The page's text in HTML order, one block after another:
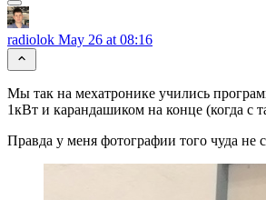
radiolok May 26 at 08:16
Мы так на мехатронике учились
1кВт и карандашиком на конце (когда
Правда у меня фотографии того чуда